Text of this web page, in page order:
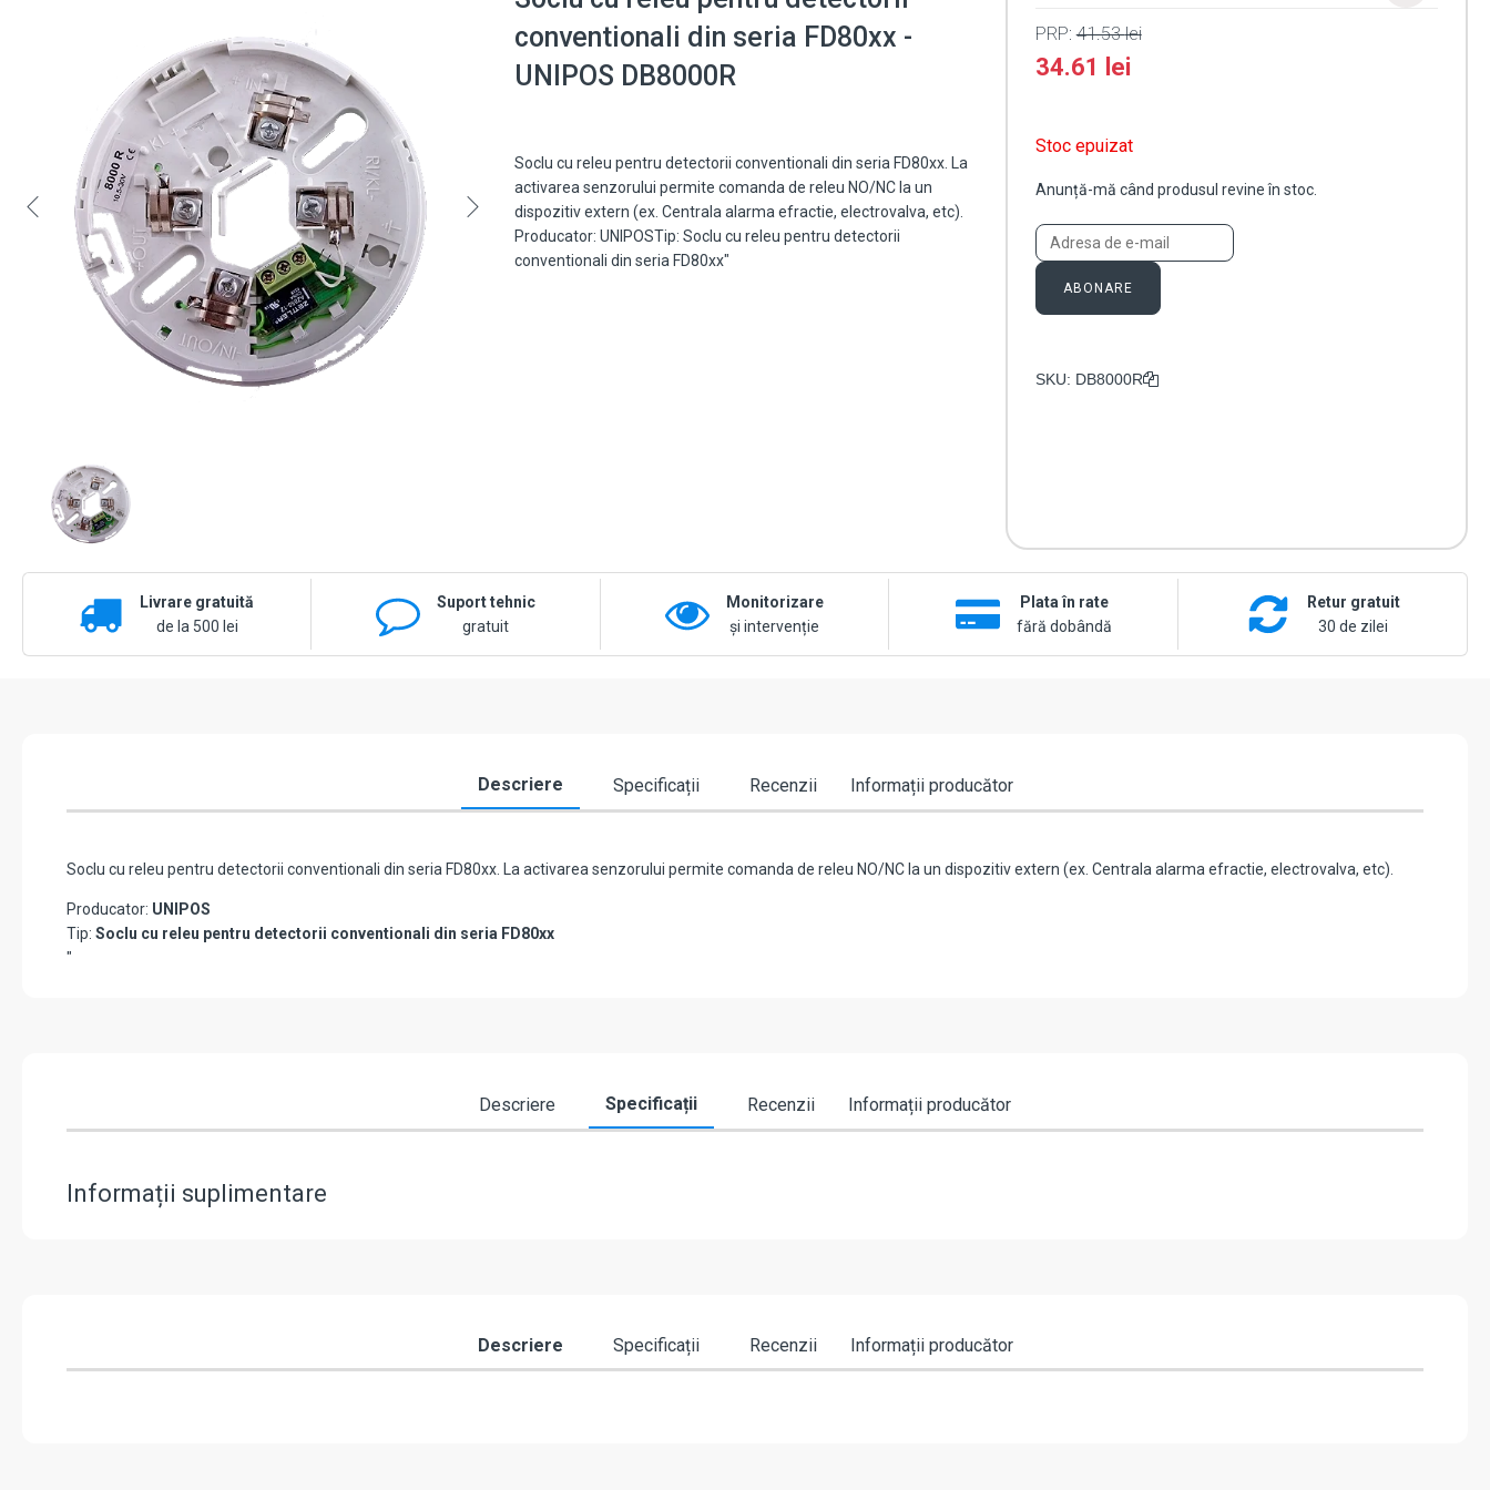
conventionali din seria FD80xx -
UNIPOS DB8000R
Soclu cu releu pentru detectorii conventionali din seria FD80xx. La
activarea senzorului permite comanda de releu NO/NC la un
dispozitiv extern (ex. Centrala alarma efractie, electrovalva, etc).
Producator: UNIPOSTip: Soclu cu releu pentru detectorii
conventionali din seria FD80xx"
PRP:41.53lei
34.61 lei
Stoc epuizat
Anunță-mă când produsul revine în stoc.
ABONARE
SKU: DB8000R
Livrare gratuită
de la 500 lei
Suport tehnic
gratuit
Monitorizare
și intervenție
Plata în rate
fără dobândă
Retur gratuit
30 de zilei
Descriere Specificații Recenzii Informații producător
Soclu cu releu pentru detectorii conventionali din seria FD80xx. La activarea senzorului permite comanda de releu NO/NC la un dispozitiv extern (ex. Centrala alarma efractie, electrovalva, etc).
Producator: UNIPOS
Tip: Soclu cu releu pentru detectorii conventionali din seria FD80xx
"
Descriere Specificații Recenzii Informații producător
Informații suplimentare
Descriere Specificații Recenzii Informații producător